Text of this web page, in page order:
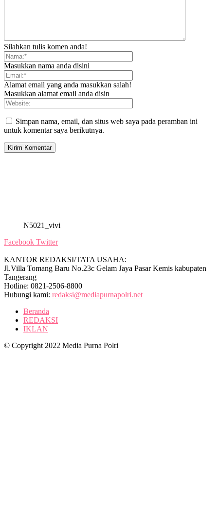
Silahkan tulis komen anda!
Masukkan nama anda disini
Alamat email yang anda masukkan salah!
Masukkan alamat email anda disin
Simpan nama, email, dan situs web saya pada peramban ini
untuk komentar saya berikutnya.
N5021_vivi
Facebook Twitter
KANTOR REDAKSI/TATA USAHA:
Jl.Villa Tomang Baru No.23c Gelam Jaya Pasar Kemis kabupaten
Tangerang
Hotline: 0821-2506-8800
Hubungi kami: redaksi@mediapurnapolri.net
Beranda
REDAKSI
IKLAN
© Copyright 2022 Media Purna Polri